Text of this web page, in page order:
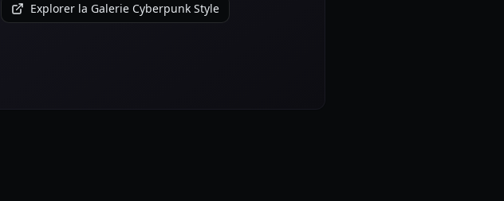
Explorer la Galerie Cyberpunk Style